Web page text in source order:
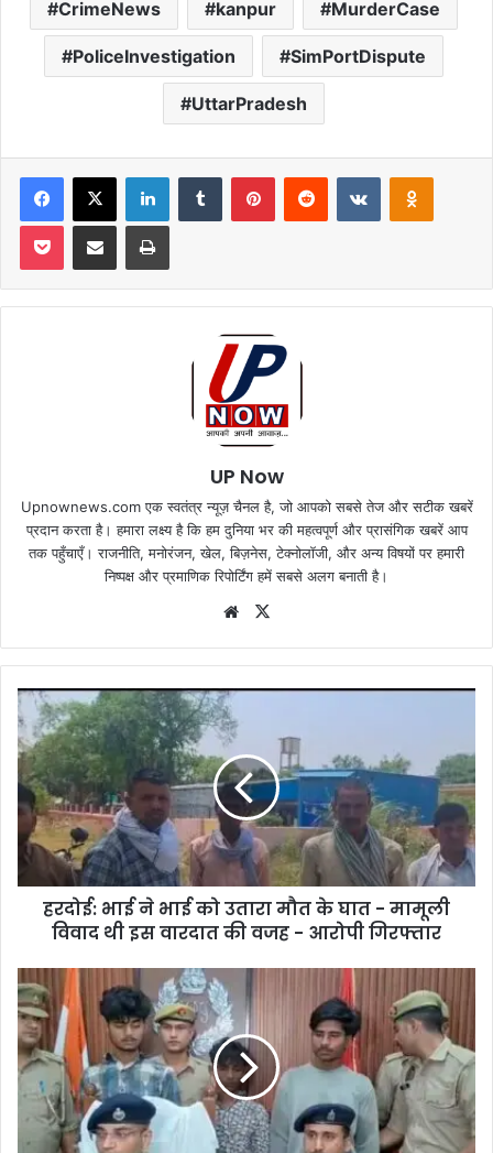
CrimeNews kanpur MurderCase
PoliceInvestigation SimPortDispute
UttarPradesh
Facebook
X LinkedInTumblr PinterestReddit VKontakte
Pocket Share via Email Print
UP Now
Upnownews.com एक स्वतंत्र न्यूज़ चैनल है, जो आपको सबसे तेज और सटीक खबरें
प्रदान करता है। हमारा लक्ष्य है कि हम दुनिया भर की महत्वपूर्ण और प्रासंगिक खबरें आप
तक पहुँचाएँ। राजनीति, मनोरंजन, खेल, बिज़नेस, टेक्नोलॉजी, और अन्य विषयों पर हमारी
निष्पक्ष और प्रमाणिक रिपोर्टिंग हमें सबसे अलग बनाती है।
Website
हरदोई: भाई ने भाई को उतारा मौत के घात - मामूली
विवाद थी इस वारदात की वजह - आरोपी गिरफ्तार